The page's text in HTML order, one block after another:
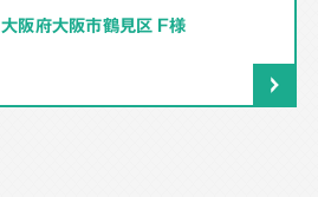
大阪府大阪市鶴見区 F様